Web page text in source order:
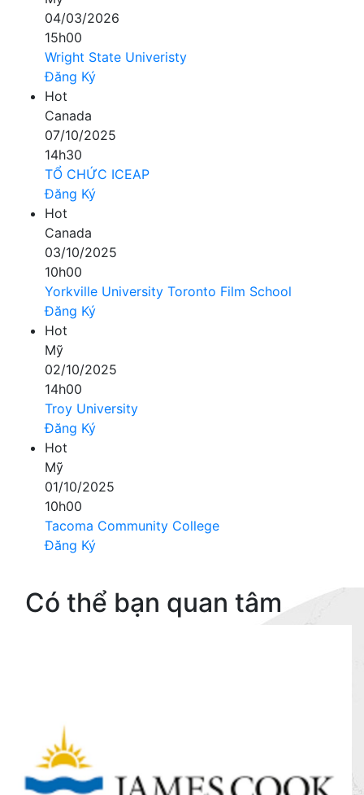
04/03/2026
15h00
Wright State Univeristy
Đăng Ký
Hot
Canada
07/10/2025
14h30
TỔ CHỨC ICEAP
Đăng Ký
Hot
Canada
03/10/2025
10h00
Yorkville University Toronto Film School
Đăng Ký
Hot
Mỹ
02/10/2025
14h00
Troy University
Đăng Ký
Hot
Mỹ
01/10/2025
10h00
Tacoma Community College
Đăng Ký
Có thể bạn quan tâm